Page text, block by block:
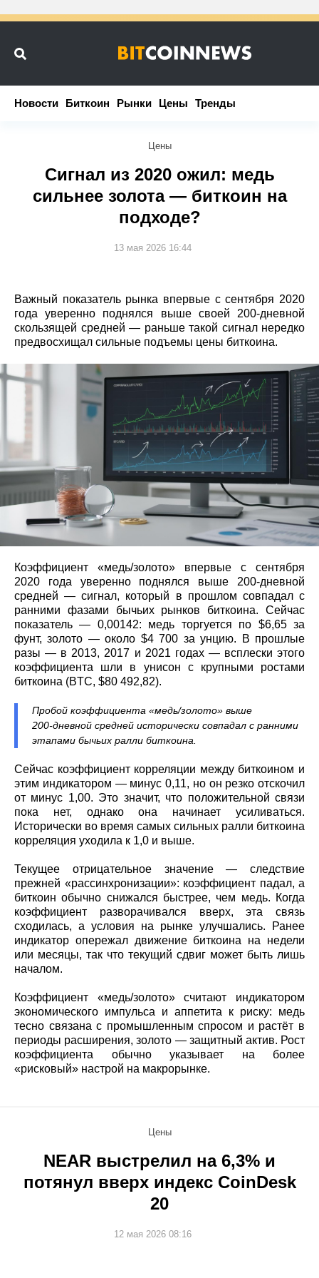
Новости Биткоин Рынки Цены Тренды
Новости Биткоин Рынки Цены Тренды
Цены
Сигнал из 2020 ожил: медь
сильнее золота — биткоин на
подходе?
13 мая 2026 16:44
Важный показатель рынка впервые с сентября 2020
года уверенно поднялся выше своей 200‑дневной
скользящей средней — раньше такой сигнал нередко
предвосхищал сильные подъемы цены биткоина.
Коэффициент «медь/золото» впервые с сентября
2020 года уверенно поднялся выше 200‑дневной
средней — сигнал, который в прошлом совпадал с
ранними фазами бычьих рынков биткоина. Сейчас
показатель — 0,00142: медь торгуется по $6,65 за
фунт, золото — около $4 700 за унцию. В прошлые
разы — в 2013, 2017 и 2021 годах — всплески этого
коэффициента шли в унисон с крупными ростами
биткоина (BTC, $80 492,82).
Пробой коэффициента «медь/золото» выше
200‑дневной средней исторически совпадал с ранними
этапами бычьих ралли биткоина.
Сейчас коэффициент корреляции между биткоином и
этим индикатором — минус 0,11, но он резко отскочил
от минус 1,00. Это значит, что положительной связи
пока нет, однако она начинает усиливаться.
Исторически во время самых сильных ралли биткоина
корреляция уходила к 1,0 и выше.
Текущее отрицательное значение — следствие
прежней «рассинхронизации»: коэффициент падал, а
биткоин обычно снижался быстрее, чем медь. Когда
коэффициент разворачивался вверх, эта связь
сходилась, а условия на рынке улучшались. Ранее
индикатор опережал движение биткоина на недели
или месяцы, так что текущий сдвиг может быть лишь
началом.
Коэффициент «медь/золото» считают индикатором
экономического импульса и аппетита к риску: медь
тесно связана с промышленным спросом и растёт в
периоды расширения, золото — защитный актив. Рост
коэффициента обычно указывает на более
«рисковый» настрой на макрорынке.
Цены
NEAR выстрелил на 6,3% и
потянул вверх индекс CoinDesk
20
12 мая 2026 08:16